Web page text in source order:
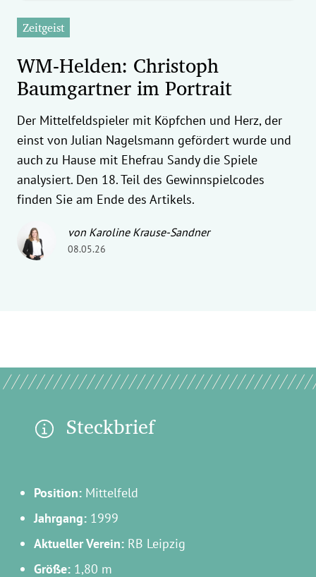
Untermenü
Untermenü
Untermenü
Untermenü
Zeitgeist
WM-Helden: Christoph
Baumgartner im Portrait
Der Mittelfeldspieler mit Köpfchen und Herz, der
einst von Julian Nagelsmann gefördert wurde und
auch zu Hause mit Ehefrau Sandy die Spiele
analysiert. Den 18. Teil des Gewinnspielcodes
finden Sie am Ende des Artikels.
von Karoline Krause-Sandner
08.05.26
Steckbrief
Position: Mittelfeld
Jahrgang: 1999
Aktueller Verein: RB Leipzig
Größe: 1,80 m